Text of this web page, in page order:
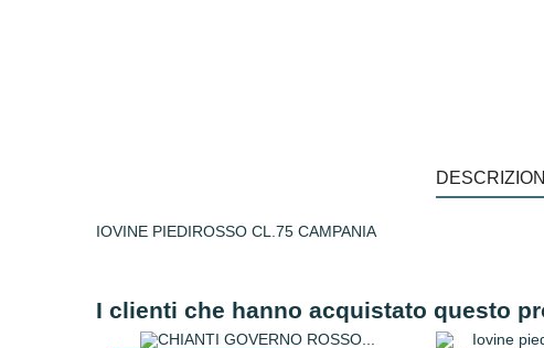
IOVINE PIEDIROSSO CL.75 CAMPANIA
I clienti che hanno acquistato questo